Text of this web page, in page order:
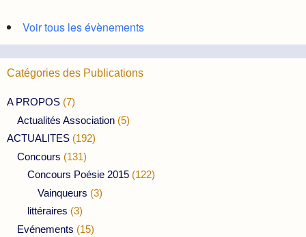
Voir tous les évènements
Catégories des Publications
A PROPOS (7)
Actualités Association (5)
ACTUALITES (192)
Concours (131)
Concours Poésie 2015 (122)
Vainqueurs (3)
littéraires (3)
Evénements (15)